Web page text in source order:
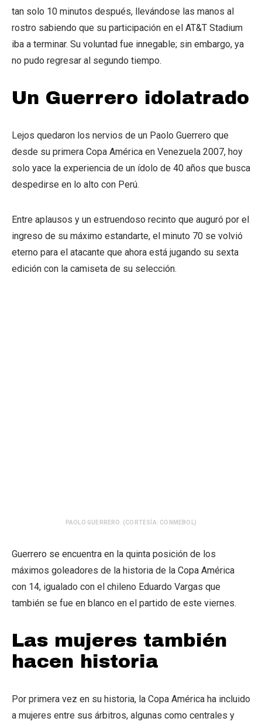
tan solo 10 minutos después, llevándose las manos al
rostro sabiendo que su participación en el AT&T Stadium
iba a terminar. Su voluntad fue innegable; sin embargo, ya
no pudo regresar al segundo tiempo.
Un Guerrero idolatrado
Lejos quedaron los nervios de un Paolo Guerrero que
desde su primera Copa América en Venezuela 2007, hoy
solo yace la experiencia de un ídolo de 40 años que busca
despedirse en lo alto con Perú.
Entre aplausos y un estruendoso recinto que auguró por el
ingreso de su máximo estandarte, el minuto 70 se volvió
eterno para el atacante que ahora está jugando su sexta
edición con la camiseta de su selección.
PAOLO GUERRERO. (CORTESÍA: CONMEBOL)
Guerrero se encuentra en la quinta posición de los
máximos goleadores de la historia de la Copa América
con 14, igualado con el chileno Eduardo Vargas que
también se fue en blanco en el partido de este viernes.
Las mujeres también
hacen historia
Por primera vez en su historia, la Copa América ha incluido
a mujeres entre sus árbitros, algunas como centrales y